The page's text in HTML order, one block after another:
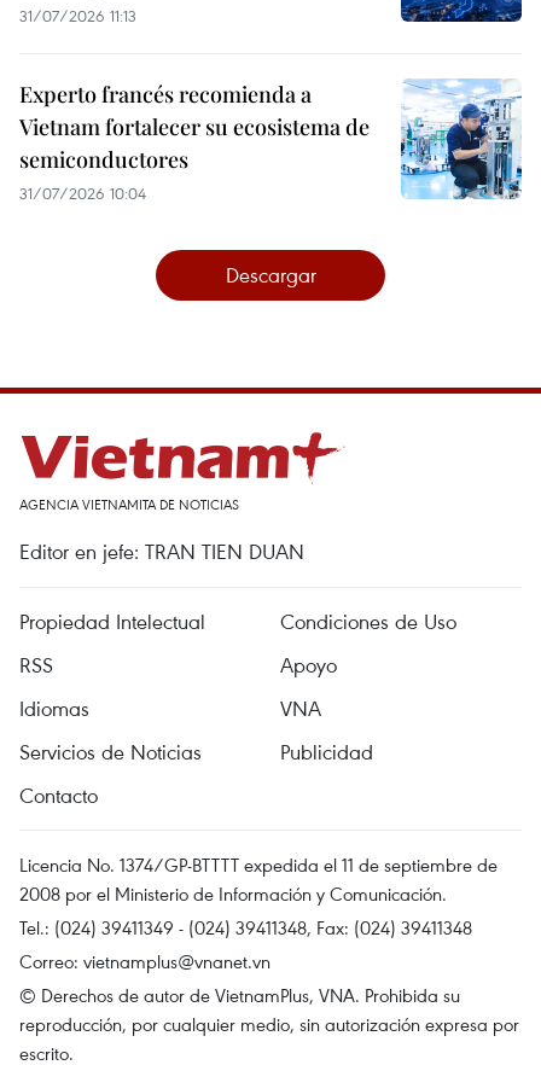
31/07/2026 11:13
Experto francés recomienda a
Vietnam fortalecer su ecosistema de
semiconductores
31/07/2026 10:04
Descargar
AGENCIA VIETNAMITA DE NOTICIAS
Editor en jefe: TRAN TIEN DUAN
Propiedad Intelectual
Condiciones de Uso
RSS
Apoyo
Idiomas
VNA
Servicios de Noticias
Publicidad
Contacto
Licencia No. 1374/GP-BTTTT expedida el 11 de septiembre de
2008 por el Ministerio de Información y Comunicación.
Tel.: (024) 39411349 - (024) 39411348, Fax: (024) 39411348
Correo: vietnamplus@vnanet.vn
© Derechos de autor de VietnamPlus, VNA. Prohibida su
reproducción, por cualquier medio, sin autorización expresa por
escrito.